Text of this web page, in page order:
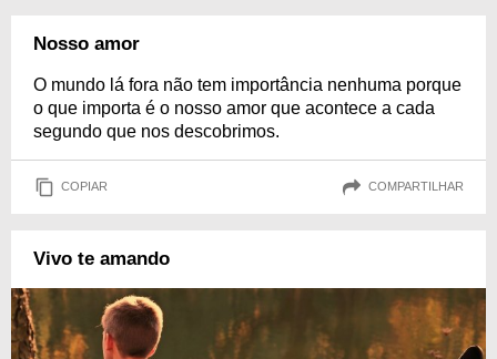
Nosso amor
O mundo lá fora não tem importância nenhuma porque
o que importa é o nosso amor que acontece a cada
segundo que nos descobrimos.
COPIAR COMPARTILHAR
Vivo te amando